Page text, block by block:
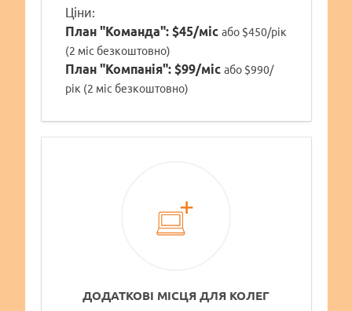
Ціни:
План "Команда": $45/міс або $450/рік
(2 міс безкоштовно)
План "Компанія": $99/міс або $990/
рік (2 міс безкоштовно)
ДОДАТКОВІ МІСЦЯ ДЛЯ КОЛЕГ